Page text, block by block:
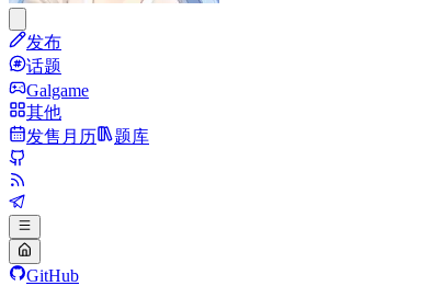
发布
话题
Galgame
其他
发售月历
题库
GitHub